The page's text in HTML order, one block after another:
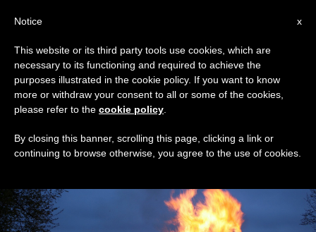
TAG
Posts Tagged ‘polizia’
ULTIME NOTIZIE
x
Notice
This website or its third party tools use cookies, which are
necessary to its functioning and required to achieve the
purposes illustrated in the cookie policy. If you want to know
more or withdraw your consent to all or some of the cookies,
please refer to the cookie policy
By closing this banner, scrolling this page, clicking a link or
continuing to browse otherwise, you agree to the use of cookies.